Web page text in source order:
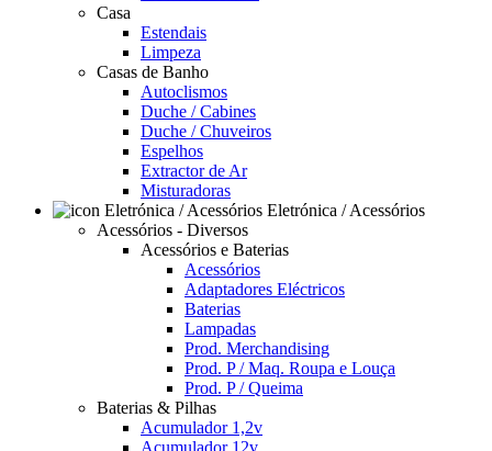
Casa
Estendais
Limpeza
Casas de Banho
Autoclismos
Duche / Cabines
Duche / Chuveiros
Espelhos
Extractor de Ar
Misturadoras
Eletrónica / Acessórios
Acessórios - Diversos
Acessórios e Baterias
Acessórios
Adaptadores Eléctricos
Baterias
Lampadas
Prod. Merchandising
Prod. P / Maq. Roupa e Louça
Prod. P / Queima
Baterias & Pilhas
Acumulador 1,2v
Acumulador 12v